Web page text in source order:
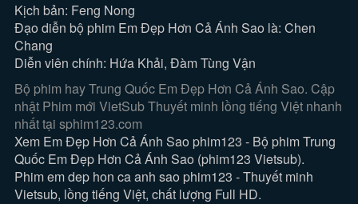
Kịch bản: Feng Nong
Đạo diễn bộ phim Em Đẹp Hơn Cả Ánh Sao là: Chen
Chang
Diễn viên chính: Hứa Khải, Đàm Tùng Vận
Bộ phim hay Trung Quốc Em Đẹp Hơn Cả Ánh Sao. Cập
nhật Phim mới VietSub Thuyết minh lồng tiếng Việt nhanh
nhất tại sphim123.com
Xem Em Đẹp Hơn Cả Ánh Sao phim123 - Bộ phim Trung
Quốc Em Đẹp Hơn Cả Ánh Sao (phim123 Vietsub).
Phim em dep hon ca anh sao phim123 - Thuyết minh
Vietsub, lồng tiếng Việt, chất lượng Full HD.